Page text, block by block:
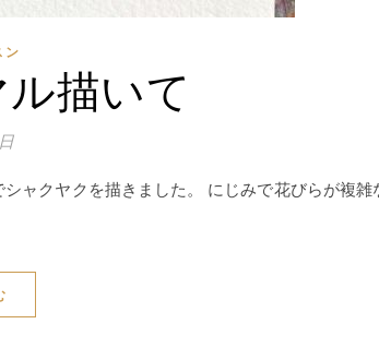
ン
描いて
ャクヤクを描きました。 にじみで花びらが複雑